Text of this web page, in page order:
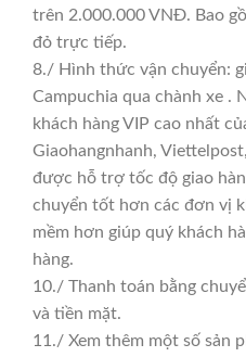
trên 2.000.000 VNĐ. Bao
đỏ trực tiếp.
8./ Hình thức vận chuyển:
Campuchia qua chành xe .
khách hàng VIP cao nhất
Giaohangnhanh,
được hỗ trợ tốc độ giao
chuyển tốt hơn các đơn vị
mềm hơn giúp quý khách
hàng.
10./ Thanh toán bằng
và tiền mặt.
11./ Xem thêm một số sản